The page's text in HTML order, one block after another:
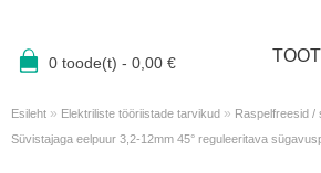
0 toode(t) - 0,00 €
Esileht » Elektriliste tööriistade tarvikud » Raspelfreesid /
Süvistajaga eelpuur 3,2-12mm 45° reguleeritava